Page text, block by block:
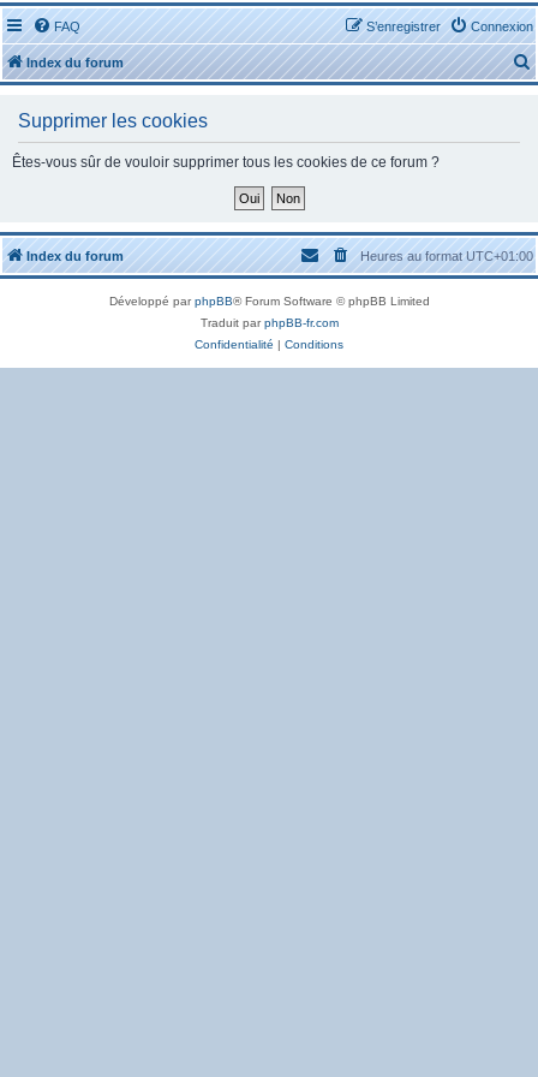
FAQ Connexion
S’enregistrer
Index du forum
e
c
h
Supprimer les cookies
Êtes-vous sûr de vouloir supprimer tous les cookies de ce forum ?
Index du forum Heures au formatUTC+01:00
Développé parphpBB® Forum Software © phpBB Limited
Traduit parphpBB-fr.com
Confidentialité | Conditions